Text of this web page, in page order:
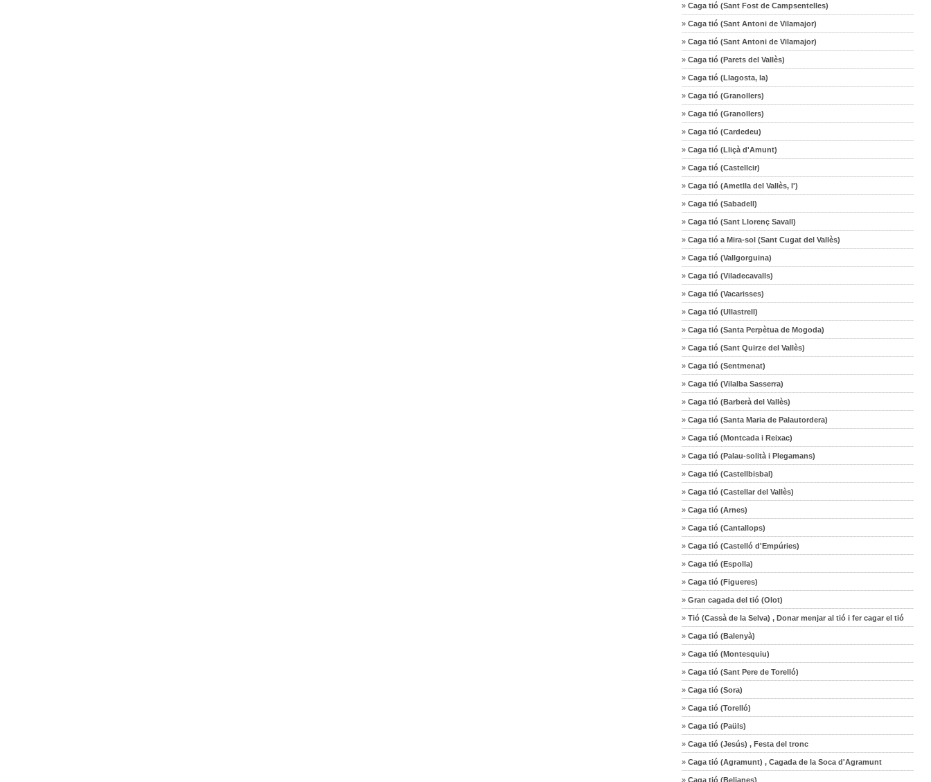
» Caga tió (Sant Fost de Campsentelles)
» Caga tió (Sant Antoni de Vilamajor)
» Caga tió (Sant Antoni de Vilamajor)
» Caga tió (Parets del Vallès)
» Caga tió (Llagosta, la)
» Caga tió (Granollers)
» Caga tió (Granollers)
» Caga tió (Cardedeu)
» Caga tió (Lliçà d'Amunt)
» Caga tió (Castellcir)
» Caga tió (Ametlla del Vallès, l')
» Caga tió (Sabadell)
» Caga tió (Sant Llorenç Savall)
» Caga tió a Mira-sol (Sant Cugat del Vallès)
» Caga tió (Vallgorguina)
» Caga tió (Viladecavalls)
» Caga tió (Vacarisses)
» Caga tió (Ullastrell)
» Caga tió (Santa Perpètua de Mogoda)
» Caga tió (Sant Quirze del Vallès)
» Caga tió (Sentmenat)
» Caga tió (Vilalba Sasserra)
» Caga tió (Barberà del Vallès)
» Caga tió (Santa Maria de Palautordera)
» Caga tió (Montcada i Reixac)
» Caga tió (Palau-solità i Plegamans)
» Caga tió (Castellbisbal)
» Caga tió (Castellar del Vallès)
» Caga tió (Arnes)
» Caga tió (Cantallops)
» Caga tió (Castelló d'Empúries)
» Caga tió (Espolla)
» Caga tió (Figueres)
» Gran cagada del tió (Olot)
» Tió (Cassà de la Selva) , Donar menjar al tió i fer cagar el tió
» Caga tió (Balenyà)
» Caga tió (Montesquiu)
» Caga tió (Sant Pere de Torelló)
» Caga tió (Sora)
» Caga tió (Torelló)
» Caga tió (Paüls)
» Caga tió (Jesús) , Festa del tronc
» Caga tió (Agramunt) , Cagada de la Soca d'Agramunt
» Caga tió (Belianes)